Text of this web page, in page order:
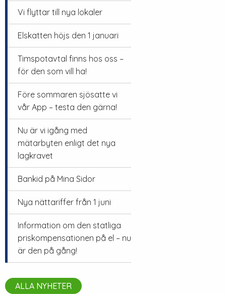
Vi flyttar till nya lokaler
Elskatten höjs den 1 januari
Timspotavtal finns hos oss –
för den som vill ha!
Före sommaren sjösatte vi
vår App – testa den gärna!
Nu är vi igång med
mätarbyten enligt det nya
lagkravet
Bankid på Mina Sidor
Nya nättariffer från 1 juni
Information om den statliga
priskompensationen på el – nu
är den på gång!
ALLA NYHETER